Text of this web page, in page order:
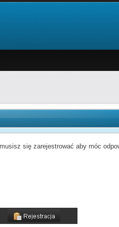
się zarejestrować aby móc